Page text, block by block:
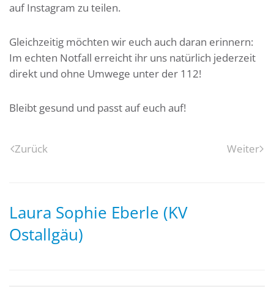
auf Instagram zu teilen.
Gleichzeitig möchten wir euch auch daran erinnern:
Im echten Notfall erreicht ihr uns natürlich jederzeit
direkt und ohne Umwege unter der 112!
Bleibt gesund und passt auf euch auf!
Zurück Weiter
Laura Sophie Eberle (KV
Ostallgäu)